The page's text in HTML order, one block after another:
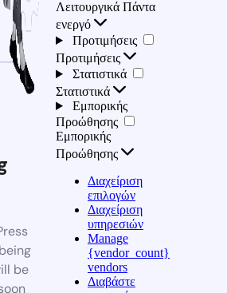
be
Λειτουργικά Πάντα
ενεργό
Προτιμήσεις
Προτιμήσεις
Στατιστικά
Στατιστικά
Εμπορικής
Προώθησης
Εμπορικής
Προώθησης
Διαχείριση
επιλογών
Διαχείριση
υπηρεσιών
Manage
{vendor_count}
vendors
Διαβάστε